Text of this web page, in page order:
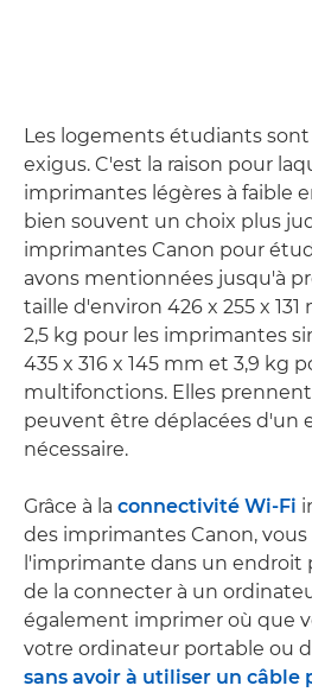
Les logements étudiants
exigus. C'est la raison pour
imprimantes légères à faible
bien souvent un choix plus
imprimantes Canon pour
avons mentionnées jusqu'à
taille d'environ 426 x 255 x
2,5 kg pour les imprimantes
435 x 316 x 145 mm et 3,9 kg
multifonctions. Elles
peuvent être déplacées d'un
nécessaire.
Grâce à la connectivité Wi-Fi
des imprimantes Canon,
l'imprimante dans un endroit
de la connecter à un
également imprimer où que
votre ordinateur portable ou
sans avoir à utiliser un câble